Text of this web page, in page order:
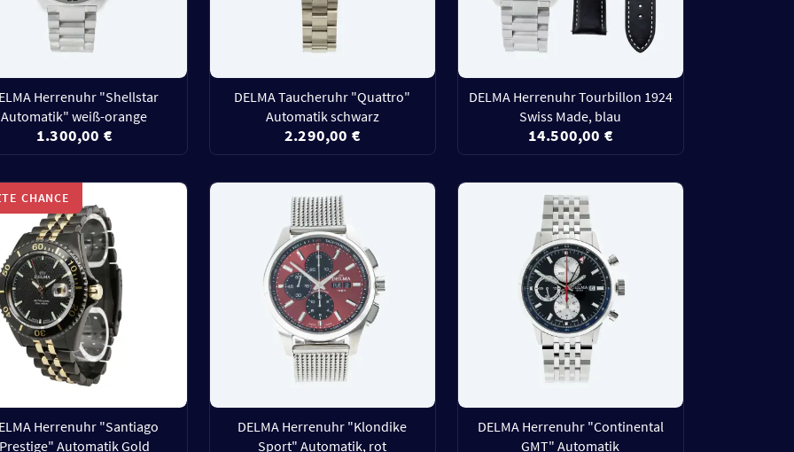
Herrenuhr "Shellstar
Automatik" weiß-orange
1.300,00 €
DELMA Taucheruhr "Quattro"
Automatik schwarz
2.290,00 €
DELMA Herrenuhr Tourbillon 1924
Swiss Made, blau
14.500,00 €
CHANCE
Herrenuhr "Santiago
Automatik Gold
DELMA Herrenuhr "Klondike
Sport" Automatik, rot
DELMA Herrenuhr "Continental
GMT" Automatik